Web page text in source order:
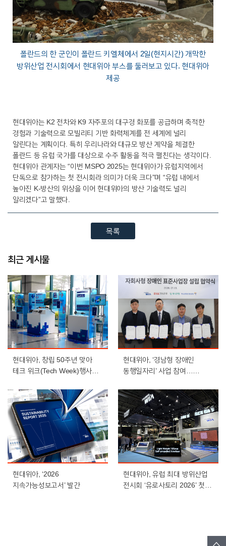
폴란드의 한 군인이 폴란드 키엘체에서 2일(현지시간) 개막한
방위산업 전시회에서 현대위아 부스를 둘러보고 있다. 현대위아
제공
현대위아는 K2 전차와 K9 자주포의 대구경 화포를 공급하며 축적한
경험과 기술력으로 모빌리티 기반 화력체계를 전 세계에 널리
알린다는 계획이다. 특히 우리나라와 대규모 방산 계약을 체결한
폴란드 등 유럽 국가를 대상으로 수주 활동을 적극 펼친다는 생각이다.
현대위아 관계자는 “이번 MSPO 2025는 현대위아가 유럽지역에서
단독으로 참가하는 첫 전시회라 의미가 더욱 크다”며 “유럽 내에서
높아진 K-방산의 위상을 이어 현대위아의 방산 기술력도 널리
알리겠다”고 말했다.
목록
최근 게시물
현대위아, 창립 50주년 맞아
테크 위크(Tech Week)행사
현대위아, ‘경남형 장애인
동행일자리’ 사업 참여…
현대위아, ‘2026
지속가능성보고서’ 발간
현대위아, 유럽 최대 방위산업
전시회 ‘유로사토리 2026’ 첫